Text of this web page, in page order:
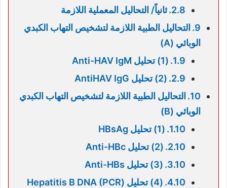
ثانياً/ التحاليل المعملية اللازمة
التحاليل الطبية اللازمة لتشخيص التهاب الكبدي
الوبائي (A)
(1) تحليل Anti-HAV IgM
(2) تحلیل AntiHAV IgG
التحاليل الطبية اللازمة لتشخيص التهاب الكبدي
الوبائي (B)
(1) تحليل HBsAg
(2) تحليل Anti-HBc
(3) تحليل Anti-HBs
(4) تحليل (Hepatitis B DNA (PCR